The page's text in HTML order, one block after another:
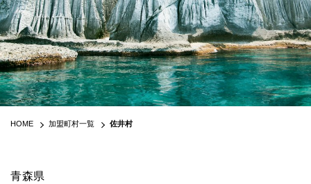
HOME 加盟町村一覧 佐井村
青森県